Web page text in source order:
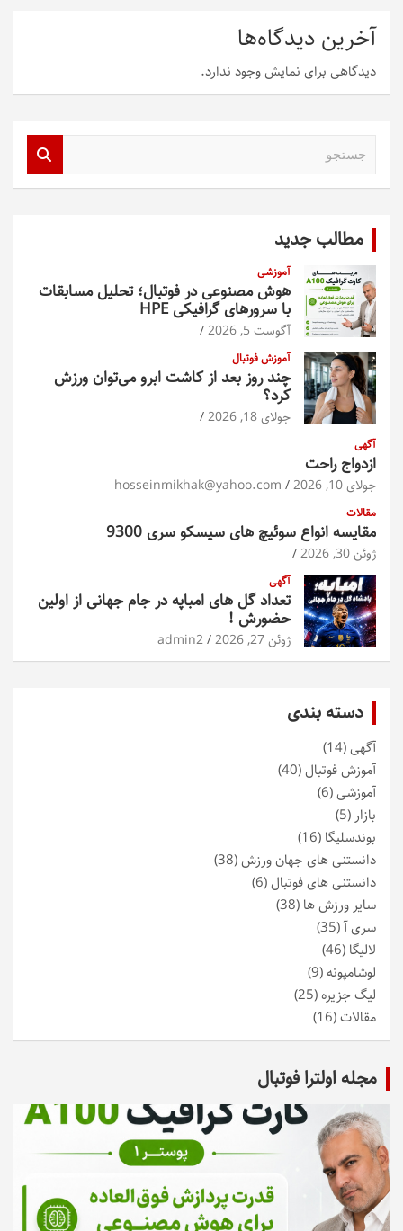
آخرین دیدگاه‌ها
دیدگاهی برای نمایش وجود ندارد.
مطالب جدید
آموزشی
هوش مصنوعی در فوتبال؛ تحلیل مسابقات
با سرورهای گرافیکی HPE
آگوست 5, 2026
آموزش فوتبال
چند روز بعد از کاشت ابرو می‌توان ورزش
کرد؟
جولای 18, 2026
آگهی
ازدواج راحت
جولای 10, 2026 hosseinmikhak@yahoo.com
مقالات
مقایسه انواع سوئیچ های سیسکو سری 9300
ژوئن 30, 2026
آگهی
تعداد گل های امباپه در جام جهانی از اولین
حضورش !
ژوئن 27, 2026 admin2
دسته بندی
آگهی(14)
آموزش فوتبال(40)
آموزشی(6)
بازار (5)
بوندسلیگا (16)
دانستنی های جهان ورزش(38)
دانستنی های فوتبال(6)
سایر ورزش ها (38)
سری آ(35)
لالیگا (46)
لوشامپونه(9)
لیگ جزیره(25)
مقالات(16)
مجله اولترا فوتبال